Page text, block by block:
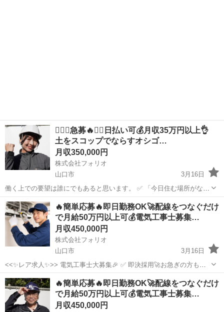
❤️‍🔥🔥急募🔥❤️‍🔥日払い可💰月収35万円以上👌
土をスコップでならすオシゴ…
月収350,000円
株式会社フォリオ
山口市
3月16日
働く上での要望は誰にでもあると思います。 ✅ 「今日住む場所がな
い、即入寮したい」 ✅ 「手持ちがピンチ、明日日払いが欲しい」 ✅
「経験ないけど、とにかく稼ぎたい」 私たちにご相談いただければ、
そんなあなた...
山口 山口市 その他 未経験
🔥簡単応募🔥即日勤務OK🚀配線をつなぐだけ
で月給50万円以上可💰電気工事士募集…
月収450,000円
株式会社フォリオ
山口市
3月16日
<<✨レア求人✨>> 電気工事士大募集🎉 ✅ 即決採用🚀お急ぎの方も大
歓迎！ ✅「経験よりやる気！」若手スタッフも活躍中🔰 ✅ 黙々作業も
あり☘️自分のペースで仕事できます✨ この求人に辿り着いた方は、...
山口 山口市 その他
🔥簡単応募🔥即日勤務OK🚀配線をつなぐだけ
で月給50万円以上可💰電気工事士募集…
月収450,000円